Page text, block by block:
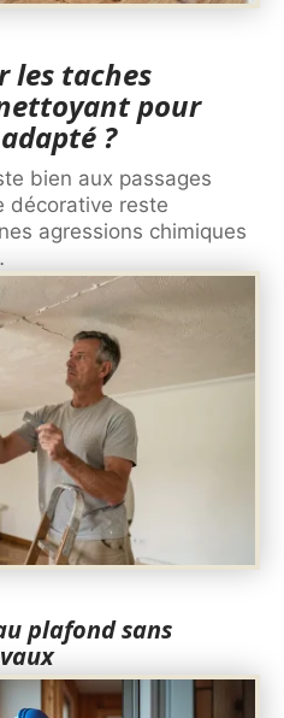
les taches
pour
?
bien aux passages
décorative reste
agressions chimiques
plafond sans